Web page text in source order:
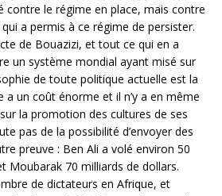
contre le régime en place, mais contre
a permis à ce régime de persister.
de Bouazizi, et tout ce qui en a
un système mondial ayant misé sur
de toute politique actuelle est la
a un coût énorme et il n’y a en même
la promotion des cultures de ses
pas de la possibilité d’envoyer des
preuve : Ben Ali a volé environ 50
Moubarak 70 milliards de dollars.
de dictateurs en Afrique, et